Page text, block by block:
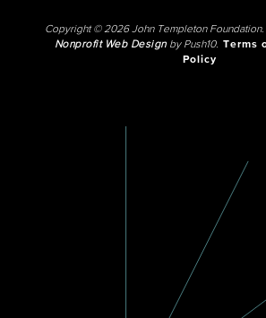
Copyright © 2026 John Templeton
Nonprofit Web Designby Push10. Terms
Policy